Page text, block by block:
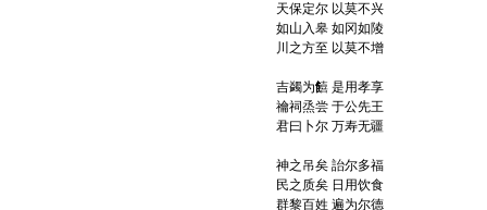
天保定尔 以莫不兴
如山入皋 如冈如陵
川之方至 以莫不增
吉蠲为饎 是用孝享
禴祠烝尝 于公先王
君曰卜尔 万寿无疆
神之吊矣 詒尔多福
民之质矣 日用饮食
群黎百姓 遍为尔德